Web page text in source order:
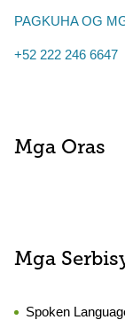
PAGKUHA OG
+52 222 246 6647
Mga Oras
Mga
Spoken